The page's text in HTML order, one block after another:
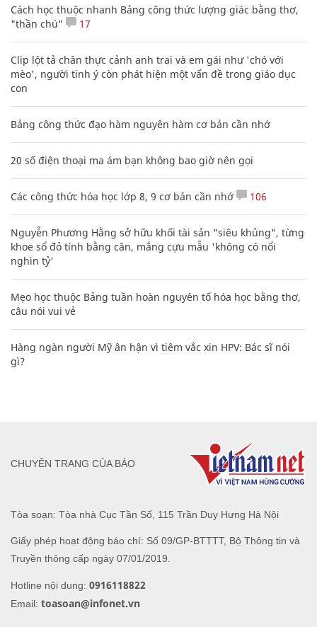
Cách học thuộc nhanh Bảng công thức lượng giác bằng thơ,
"thần chú"
17
Clip lột tả chân thực cảnh anh trai và em gái như 'chó với
mèo', người tinh ý còn phát hiện một vấn đề trong giáo dục
con
Bảng công thức đạo hàm nguyên hàm cơ bản cần nhớ
20 số điện thoại ma ám bạn không bao giờ nên gọi
Các công thức hóa học lớp 8, 9 cơ bản cần nhớ 106
Nguyễn Phương Hằng sở hữu khối tài sản "siêu khủng", từng
khoe sổ đỏ tính bằng cân, mắng cựu mẫu 'không có nổi
nghìn tỷ'
Mẹo học thuộc Bảng tuần hoàn nguyên tố hóa học bằng thơ,
câu nói vui vẻ
Hàng ngàn người Mỹ ân hận vì tiêm vắc xin HPV: Bác sĩ nói
gì?
Tòa soạn: Tòa nhà Cục Tần Số, 115 Trần Duy Hưng Hà Nội
Giấy phép hoạt động báo chí: Số 09/GP-BTTTT, Bộ Thông tin và
Truyền thông cấp ngày 07/01/2019.
Hotline nội dung: 0916118822
Email: toasoan@infonet.vn
CHUYÊN TRANG CỦA BÁO